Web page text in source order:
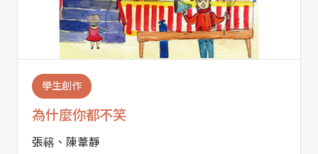
學生創作
為什麼你都不笑
張簵、陳葦靜